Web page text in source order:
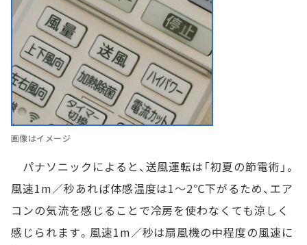
画像はイメージ
パナソニックによると、送風運転は「初夏の節電術」。
風速1m／秒あれば体感温度は1～2℃下がるため、エア
コンの気流を感じることで冷房を使わなくても涼しく
感じられます。風速1m／秒は扇風機の中程度の風速に